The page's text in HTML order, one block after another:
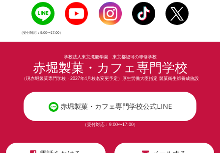
（受付対応：9:00〜17:00）
学校法人東京滋慶学園 東京都認可の専修学校
赤堀製菓・カフェ専門学校
（現赤堀製菓専門学校・2027年4月校名変更予定）厚生労働大臣指定 製菓衛生師養成施設
赤堀製菓・カフェ専門学校公式LINE
（受付対応：9:00〜17:00）